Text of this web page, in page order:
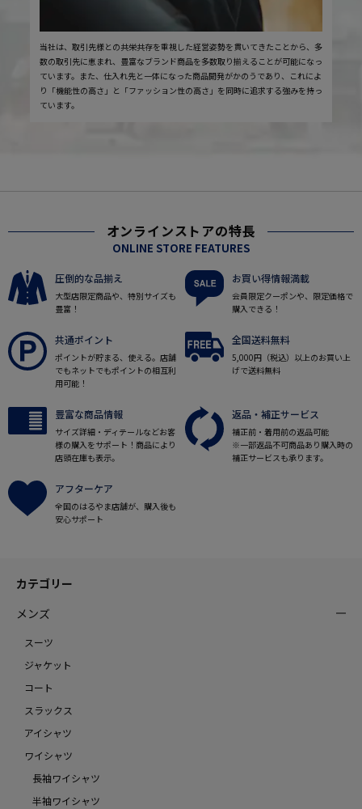
当社は、取引先様との共栄共存を重視した経営姿勢を貫いてきたことから、多
数の取引先に恵まれ、豊富なブランド商品を多数取り揃えることが可能になっ
ています。また、仕入れ先と一体になった商品開発がかのうであり、これによ
り「機能性の高さ」と「ファッション性の高さ」を同時に追求する強みを持っ
ています。
オンラインストアの特長
ONLINE STORE FEATURES
圧倒的な品揃え
大型店限定商品や、特別サイズも
豊富！
お買い得情報満載
会員限定クーポンや、限定価格で
購入できる！
共通ポイント
ポイントが貯まる、使える。店舗
でもネットでもポイントの相互利
用可能！
全国送料無料
5,000円（税込）以上のお買い上
げで送料無料
豊富な商品情報
サイズ詳細・ディテールなどお客
様の購入をサポート！商品により
店頭在庫も表示。
返品・補正サービス
補正前・着用前の返品可能
※一部返品不可商品あり購入時の
補正サービスも承ります。
アフターケア
全国のはるやま店舗が、購入後も
安心サポート
カテゴリー
メンズ
スーツ
ジャケット
コート
スラックス
アイシャツ
ワイシャツ
長袖ワイシャツ
半袖ワイシャツ